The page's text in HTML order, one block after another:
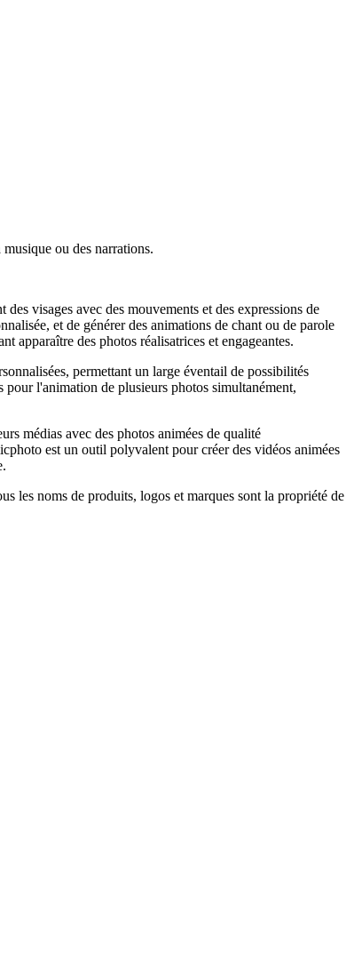
ou des narrations.
visages avec des mouvements et des expressions de
et de générer des animations de chant ou de parole
apparaître des photos réalisatrices et engageantes.
permettant un large éventail de possibilités
l'animation de plusieurs photos simultanément,
médias avec des photos animées de qualité
est un outil polyvalent pour créer des vidéos animées
les noms de produits, logos et marques sont la propriété de